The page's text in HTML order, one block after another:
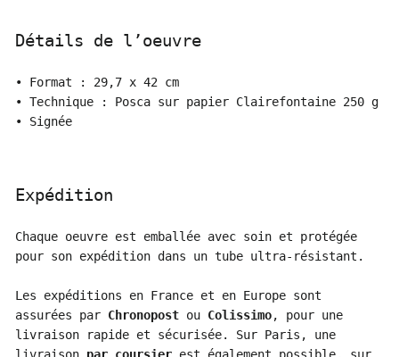
Détails de l’oeuvre
• Format : 29,7 x 42 cm
• Technique : Posca sur papier Clairefontaine 250 g
• Signée
Expédition
Chaque oeuvre est emballée avec soin et protégée
pour son expédition dans un tube ultra-résistant.
Les expéditions en France et en Europe sont
assurées par Chronopost ou Colissimo, pour une
livraison rapide et sécurisée. Sur Paris, une